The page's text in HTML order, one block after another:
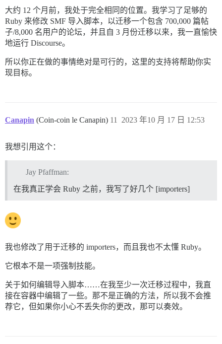
大约 12 个月前，我处于完全相同的位置。我学习了足够的
Ruby 来修改 SMF 导入脚本，以迁移一个包含 700,000 篇帖
子/8,000 名用户的论坛，并且自 3 月份迁移以来，我一直愉快
地运行 Discourse。
所以你正在做的事情绝对是可行的，这里的支持将帮助你实
现目标。
Canapin (Coin-coin le Canapin) 2023 年10 月 17 日 12:53
11
我想引用这个：
Jay Pfaffman:
在我真正学会 Ruby 之前，我写了好几个 [importers]
我也修改了用于迁移的 importers，而且我也不太懂 Ruby。
它根本不是一项强制技能。
关于如何编辑导入脚本……在我至少一次迁移过程中，我直
接在容器中编辑了一些。那不是正确的方法，所以我不会推
荐它，但如果你小心不丢失你的更改，那可以奏效。